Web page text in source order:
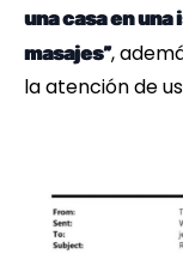
una casa en una
masajes”,
la atención de